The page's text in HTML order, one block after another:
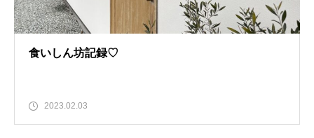
食いしん坊記録♡
2023.02.03